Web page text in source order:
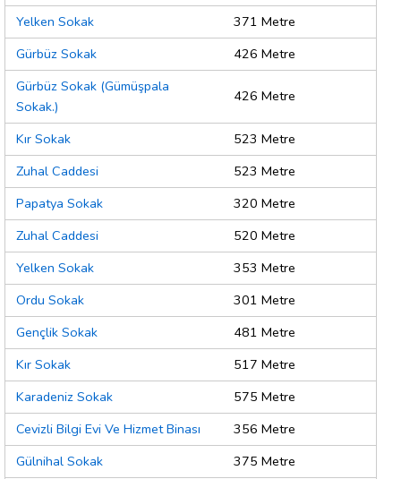
Yelken Sokak
371 Metre
Gürbüz Sokak
426 Metre
Gürbüz Sokak (Gümüşpala
Sokak.)
426 Metre
Kır Sokak
523 Metre
Zuhal Caddesi
523 Metre
Papatya Sokak
320 Metre
Zuhal Caddesi
520 Metre
Yelken Sokak
353 Metre
Ordu Sokak
301 Metre
Gençlik Sokak
481 Metre
Kır Sokak
517 Metre
Karadeniz Sokak
575 Metre
Cevizli Bilgi Evi Ve Hizmet Binası
356 Metre
Gülnihal Sokak
375 Metre